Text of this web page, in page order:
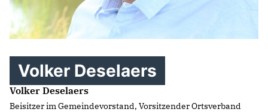
Volker Deselaers
Volker Deselaers
Beisitzer im Gemeindevorstand, Vorsitzender Ortsverband